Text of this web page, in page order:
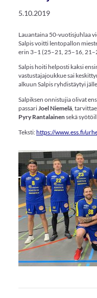
5.10.2019
Lauantaina 50-vuotisjuhlaa
Salpis voitti lentopallon
erin 3–1 (25–21, 25–16,
Salpis hoiti helposti kaksi
vastustajajoukkue sai
alkuun Salpis ryhdistäytyi
Salpiksen onnistujia olivat
passariJoel Niemelä,
Pyry Rantalainensekä
Teksti:https://www.ess.fi/